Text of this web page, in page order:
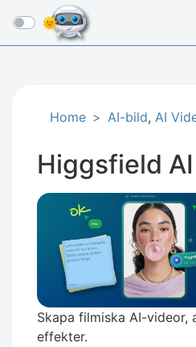
☰
Home AI-bild, AI
Higgsfield AI
Skapa filmiska AI-videor,
effekter.